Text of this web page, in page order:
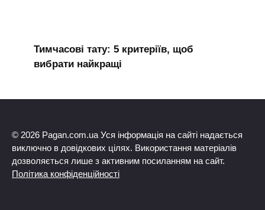
Тимчасові тату: 5 критеріїв, щоб
вибрати найкращі
© 2026 Pagan.com.ua Уся інформація на сайті надається
виключно в довідкових цілях. Використання матеріалів
дозволяється лише з активним посиланням на сайт.
Політика конфіденційності